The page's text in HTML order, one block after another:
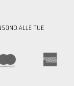
ALLE TUE